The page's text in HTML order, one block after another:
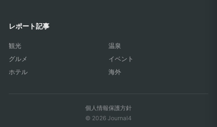
レポート記事
観光
温泉
グルメ
イベント
ホテル
海外
個人情報保護方針
© 2026 Journal4